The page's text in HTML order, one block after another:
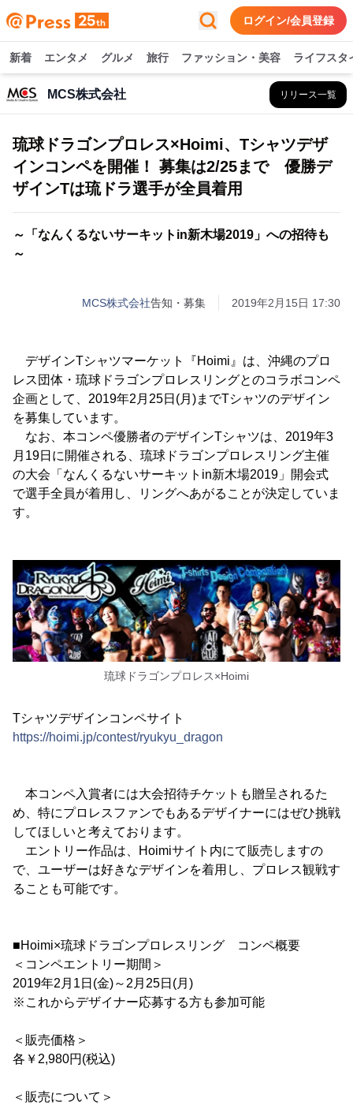
ログイン/会員登録
新着 エンタメ グルメ 旅行 ファッション・美容 ライフスタ
MCS株式会社 リリース一覧
琉球ドラゴンプロレス×Hoimi、Tシャツデザ
インコンペを開催！ 募集は2/25まで 優勝デ
ザインTは琉ドラ選手が全員着用
～「なんくるないサーキットin新木場2019」への招待も
～
MCS株式会社告知・募集 2019年2月15日 17:30
デザインTシャツマーケット『Hoimi』は、沖縄のプロ
レス団体・琉球ドラゴンプロレスリングとのコラボコンペ
企画として、2019年2月25日(月)までTシャツのデザイン
を募集しています。
なお、本コンペ優勝者のデザインTシャツは、2019年3
月19日に開催される、琉球ドラゴンプロレスリング主催
の大会「なんくるないサーキットin新木場2019」開会式
で選手全員が着用し、リングへあがることが決定していま
す。
琉球ドラゴンプロレス×Hoimi
Tシャツデザインコンペサイト
https://hoimi.jp/contest/ryukyu_dragon
本コンペ入賞者には大会招待チケットも贈呈されるた
め、特にプロレスファンでもあるデザイナーにはぜひ挑戦
してほしいと考えております。
エントリー作品は、Hoimiサイト内にて販売しますの
で、ユーザーは好きなデザインを着用し、プロレス観戦す
ることも可能です。
■Hoimi×琉球ドラゴンプロレスリング コンペ概要
＜コンペエントリー期間＞
2019年2月1日(金)～2月25日(月)
※これからデザイナー応募する方も参加可能
＜販売価格＞
各￥2,980円(税込)
＜販売について＞